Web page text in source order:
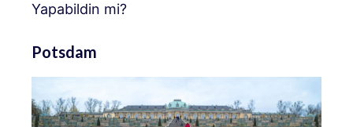
Yapabildin mi?
Potsdam